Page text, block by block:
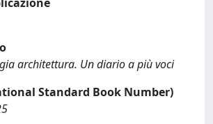
architettura. Un diario a più voci
Standard Book Number)